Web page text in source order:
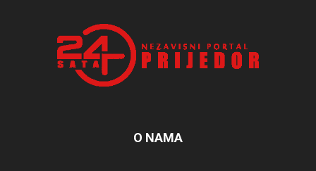
O NAMA